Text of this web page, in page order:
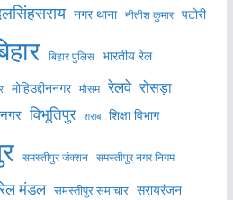
नगर थाना नीतीश कुमार पटोरी
बिहार पुलिस भारतीय रेल
मोहिउद्दीननगर मौसम रेलवे रोसड़ा
विभूतिपुर शराब शिक्षा विभाग
समस्तीपुर जंक्शन समस्तीपुर नगर निगम
मंडल समस्तीपुर समाचार सरायरंजन